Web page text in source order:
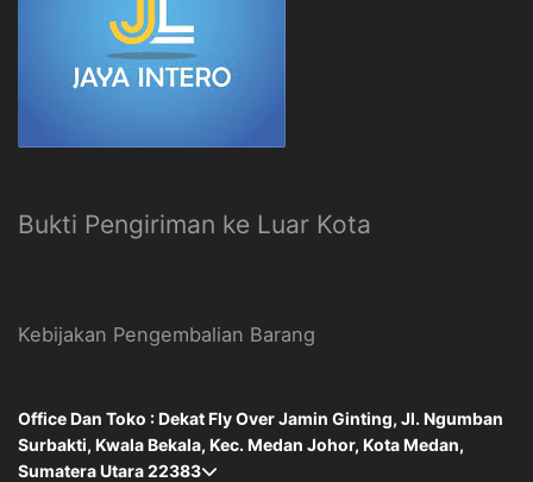
Bukti Pengiriman ke Luar Kota
Kebijakan Pengembalian Barang
Office Dan Toko : Dekat Fly Over Jamin Ginting, Jl. Ngumban
Surbakti, Kwala Bekala, Kec. Medan Johor, Kota Medan,
Sumatera Utara 22383